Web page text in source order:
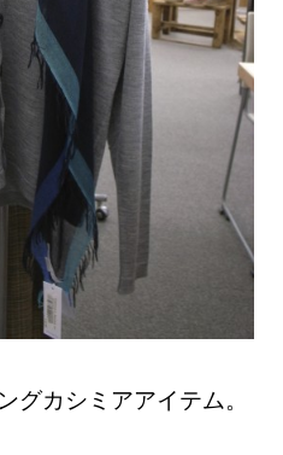
グカシミアアイテム。